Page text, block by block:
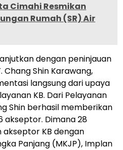
Cimahi Resmikan
Rumah (SR) Air
dengan peninjauan
Chang Shin Karawang,
langsung dari upaya
KB. Dari Pelayanan
Shin berhasil memberikan
akseptor. Dimana 28
KB dengan
Panjang (MKJP), Implan